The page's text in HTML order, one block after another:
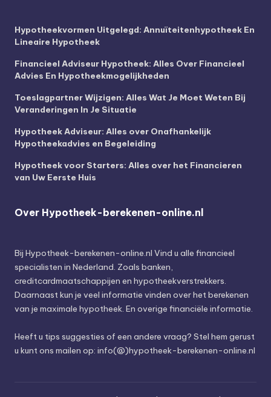
Hypotheekvormen Uitgelegd: Annuïteitenhypotheek En
Lineaire Hypotheek
Financieel Adviseur Hypotheek: Alles Over Financieel
Advies En Hypotheekmogelijkheden
Toeslagpartner Wijzigen: Alles Wat Je Moet Weten Bij
Veranderingen In Je Situatie
Hypotheek Adviseur: Alles over Onafhankelijk
Hypotheekadvies en Begeleiding
Hypotheek voor Starters: Alles over het Financieren
van Uw Eerste Huis
Over Hypotheek-berekenen-online.nl
Bij Hypotheek-berekenen-online.nl Vind u alle financieel
specialisten in Nederland. Zoals banken,
creditcardmaatschappijen en hypotheekverstrekkers.
Daarnaast kun je veel informatie vinden over het berekenen
van je maximale hypotheek. En overige financiële informatie.
Heeft u tips suggesties of een andere vraag? Stel hem gerust
u kunt ons mailen op: info(@)hypotheek-berekenen-online.nl